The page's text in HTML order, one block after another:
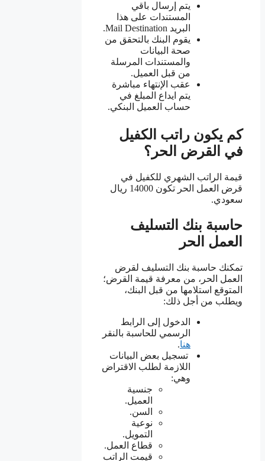
يتم إرسال باقي
المستندات على هذا
البريد Mail Destination.
يقوم البنك بالتحقق من
صحة البيانات
والمستندات المرسلة
من قبل العميل.
عقب الإنتهاء مباشرة
يتم ايداع المبلغ في
حساب العميل البنكي.
كم يكون راتب الكفيل
في القرض الحر؟
قيمة الراتب الشهري للكفيل في
قرض العمل الحر تكون 14000 ريال
سعودي.
حاسبة بنك التسليف
العمل الحر
تمكنك حاسبة بنك التسليف لقرض
العمل الحر، من معرفة قيمة القرض؛
المتوقع استلامها من قبل البنك،
ويطلب من أجل ذلك:
الدخول إلى الرابط
الرسمي للحاسبة بالنقر
هنا.
تسجيل بعض البيانات
اللازمة لطلب الاقتراض
وهي:
جنسية
العميل.
السن.
نوعية
التمويل.
قطاع العمل.
قيمت الراتب